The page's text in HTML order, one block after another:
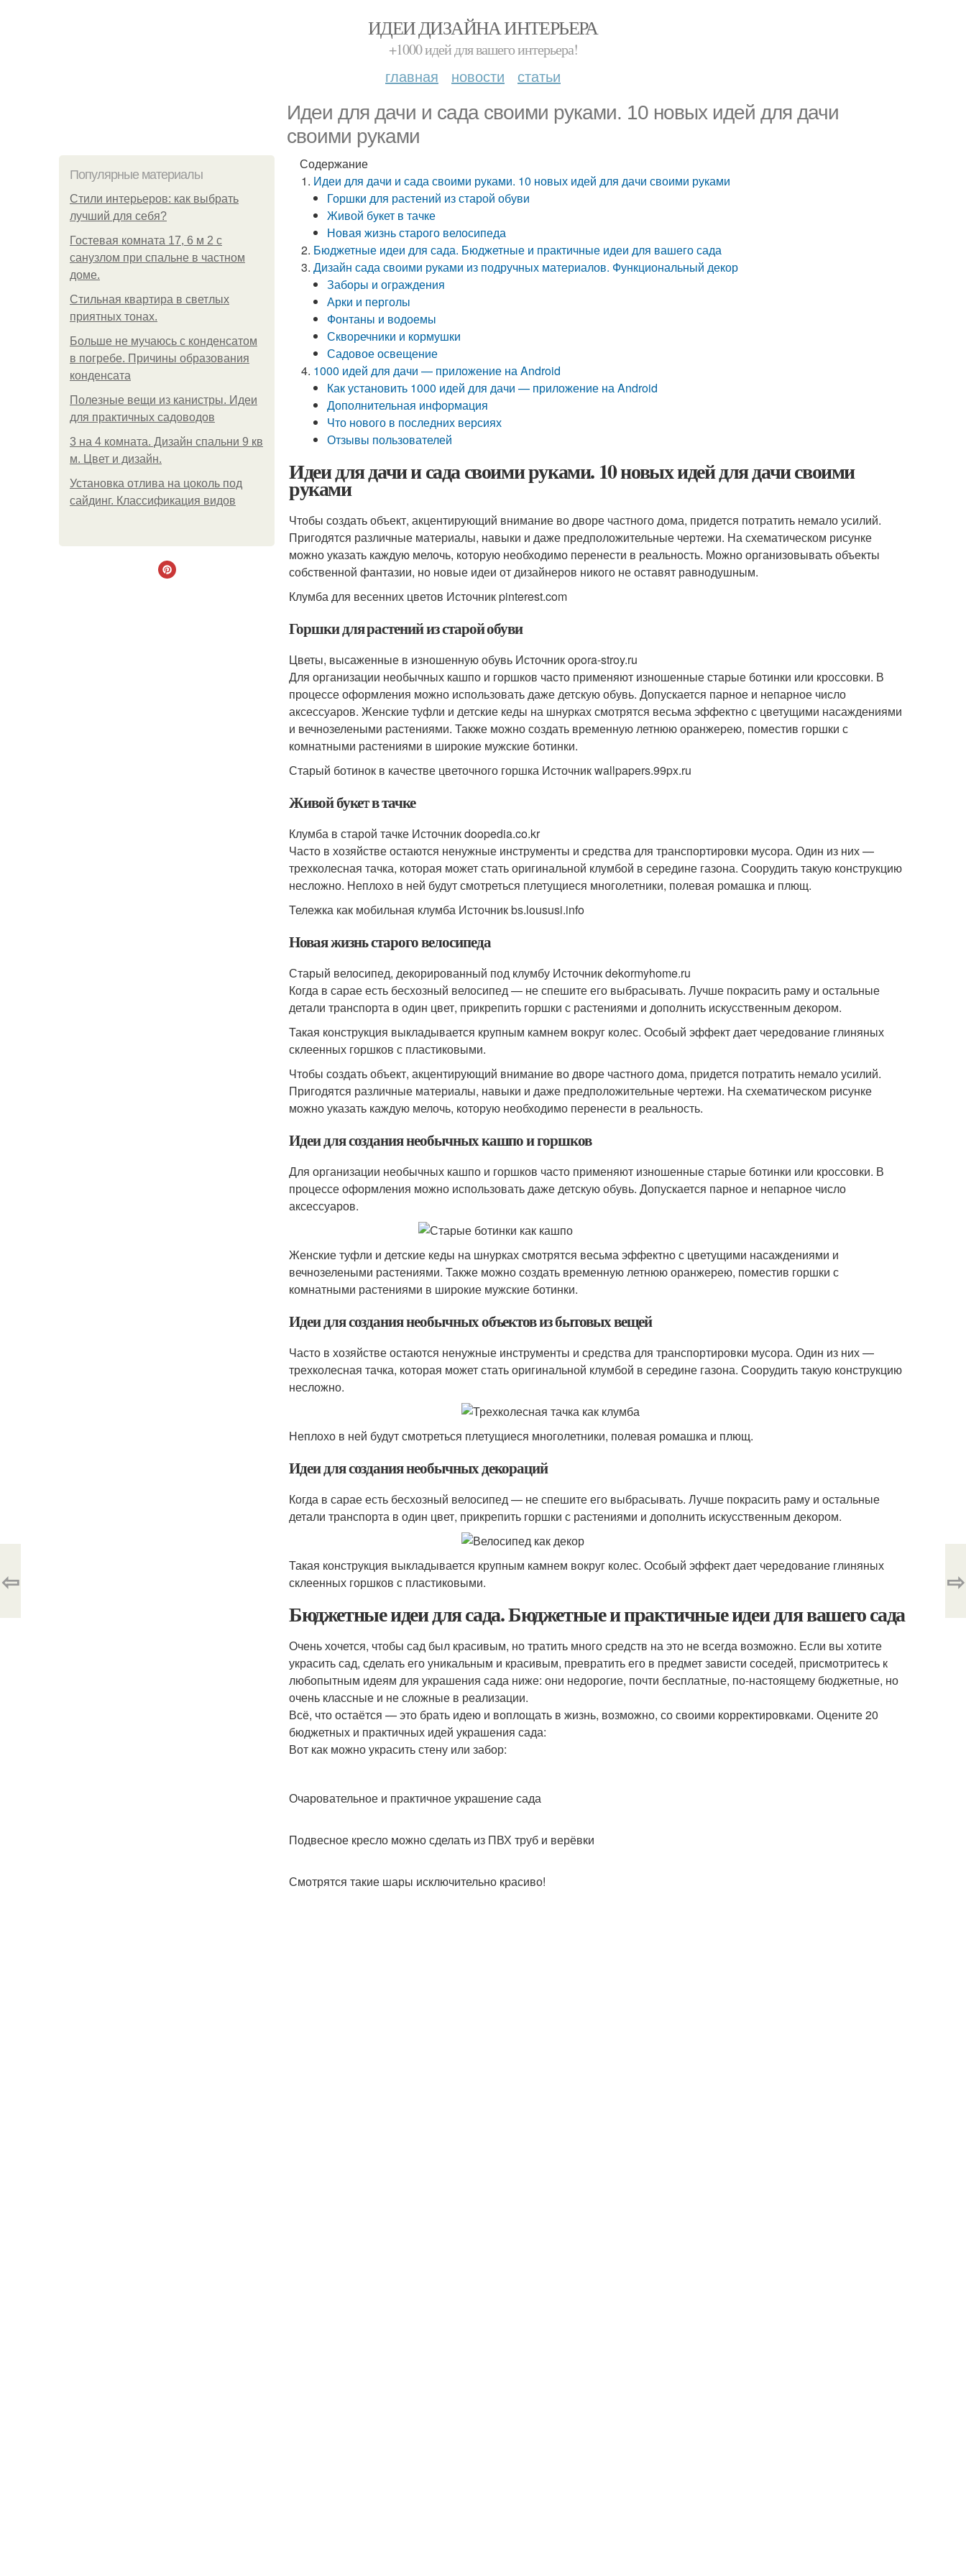
ИДЕИ ДИЗАЙНА ИНТЕРЬЕРА
+1000 идей для вашего интерьера!
главная новости статьи
Идеи для дачи и сада своими руками. 10 новых идей для дачи
своими руками
Популярные материалы
Стили интерьеров: как выбрать
лучший для себя?
Гостевая комната 17, 6 м 2 с
санузлом при спальне в частном
доме.
Стильная квартира в светлых
приятных тонах.
Больше не мучаюсь с конденсатом
в погребе. Причины образования
конденсата
Полезные вещи из канистры. Идеи
для практичных садоводов
3 на 4 комната. Дизайн спальни 9 кв
м. Цвет и дизайн.
Установка отлива на цоколь под
сайдинг. Классификация видов
Содержание
Идеи для дачи и сада своими руками. 10 новых идей для дачи своими руками
Горшки для растений из старой обуви
Живой букет в тачке
Новая жизнь старого велосипеда
Бюджетные идеи для сада. Бюджетные и практичные идеи для вашего сада
Дизайн сада своими руками из подручных материалов. Функциональный декор
Заборы и ограждения
Арки и перголы
Фонтаны и водоемы
Скворечники и кормушки
Садовое освещение
1000 идей для дачи — приложение на Android
Как установить 1000 идей для дачи — приложение на Android
Дополнительная информация
Что нового в последних версиях
Отзывы пользователей
Идеи для дачи и сада своими руками. 10 новых идей для дачи своими
руками
Чтобы создать объект, акцентирующий внимание во дворе частного дома, придется потратить немало усилий.
Пригодятся различные материалы, навыки и даже предположительные чертежи. На схематическом рисунке
можно указать каждую мелочь, которую необходимо перенести в реальность. Можно организовывать объекты
собственной фантазии, но новые идеи от дизайнеров никого не оставят равнодушным.
Клумба для весенних цветов Источник pinterest.com
Горшки для растений из старой обуви
Цветы, высаженные в изношенную обувь Источник opora-stroy.ru
Для организации необычных кашпо и горшков часто применяют изношенные старые ботинки или кроссовки. В
процессе оформления можно использовать даже детскую обувь. Допускается парное и непарное число
аксессуаров. Женские туфли и детские кеды на шнурках смотрятся весьма эффектно с цветущими насаждениями
и вечнозелеными растениями. Также можно создать временную летнюю оранжерею, поместив горшки с
комнатными растениями в широкие мужские ботинки.
Старый ботинок в качестве цветочного горшка Источник wallpapers.99px.ru
Живой букет в тачке
Клумба в старой тачке Источник doopedia.co.kr
Часто в хозяйстве остаются ненужные инструменты и средства для транспортировки мусора. Один из них —
трехколесная тачка, которая может стать оригинальной клумбой в середине газона. Соорудить такую конструкцию
несложно. Неплохо в ней будут смотреться плетущиеся многолетники, полевая ромашка и плющ.
Тележка как мобильная клумба Источник bs.loususi.info
Новая жизнь старого велосипеда
Старый велосипед, декорированный под клумбу Источник dekormyhome.ru
Когда в сарае есть бесхозный велосипед — не спешите его выбрасывать. Лучше покрасить раму и остальные
детали транспорта в один цвет, прикрепить горшки с растениями и дополнить искусственным декором.
Такая конструкция выкладывается крупным камнем вокруг колес. Особый эффект дает чередование глиняных
склеенных горшков с пластиковыми.
Чтобы создать объект, акцентирующий внимание во дворе частного дома, придется потратить немало усилий.
Пригодятся различные материалы, навыки и даже предположительные чертежи. На схематическом рисунке
можно указать каждую мелочь, которую необходимо перенести в реальность.
Идеи для создания необычных кашпо и горшков
Для организации необычных кашпо и горшков часто применяют изношенные старые ботинки или кроссовки. В
процессе оформления можно использовать даже детскую обувь. Допускается парное и непарное число
аксессуаров.
Женские туфли и детские кеды на шнурках смотрятся весьма эффектно с цветущими насаждениями и
вечнозелеными растениями. Также можно создать временную летнюю оранжерею, поместив горшки с
комнатными растениями в широкие мужские ботинки.
Идеи для создания необычных объектов из бытовых вещей
Часто в хозяйстве остаются ненужные инструменты и средства для транспортировки мусора. Один из них —
трехколесная тачка, которая может стать оригинальной клумбой в середине газона. Соорудить такую конструкцию
несложно.
Неплохо в ней будут смотреться плетущиеся многолетники, полевая ромашка и плющ.
Идеи для создания необычных декораций
Когда в сарае есть бесхозный велосипед — не спешите его выбрасывать. Лучше покрасить раму и остальные
детали транспорта в один цвет, прикрепить горшки с растениями и дополнить искусственным декором.
Такая конструкция выкладывается крупным камнем вокруг колес. Особый эффект дает чередование глиняных
склеенных горшков с пластиковыми.
Бюджетные идеи для сада. Бюджетные и практичные идеи для вашего сада
Очень хочется, чтобы сад был красивым, но тратить много средств на это не всегда возможно. Если вы хотите
украсить сад, сделать его уникальным и красивым, превратить его в предмет зависти соседей, присмотритесь к
любопытным идеям для украшения сада ниже: они недорогие, почти бесплатные, по-настоящему бюджетные, но
очень классные и не сложные в реализации.
Всё, что остаётся — это брать идею и воплощать в жизнь, возможно, со своими корректировками. Оцените 20
бюджетных и практичных идей украшения сада:
Вот как можно украсить стену или забор:
Очаровательное и практичное украшение сада
Подвесное кресло можно сделать из ПВХ труб и верёвки
Смотрятся такие шары исключительно красиво!
⇦ ⇨